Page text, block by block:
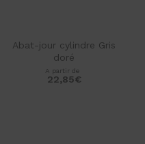
Abat-jour cylindre Gris
doré
A partir de
22,85€